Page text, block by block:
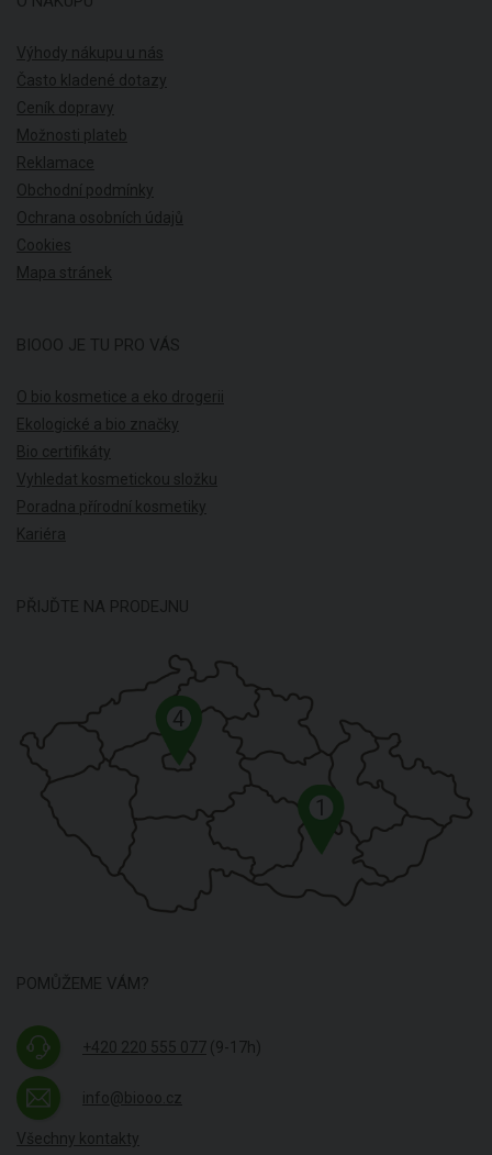
Výhody nákupu u nás
Často kladené dotazy
Ceník dopravy
Možnosti plateb
Reklamace
Obchodní podmínky
Ochrana osobních údajů
Cookies
Mapa stránek
BIOOO JE TU PRO VÁS
O bio kosmetice a eko drogerii
Ekologické a bio značky
Bio certifikáty
Vyhledat kosmetickou složku
Poradna přírodní kosmetiky
Kariéra
PŘIJĎTE NA PRODEJNU
1
4
POMŮŽEME VÁM?
+420 220 555 077 (9-17h)
info@biooo.cz
Všechny kontakty